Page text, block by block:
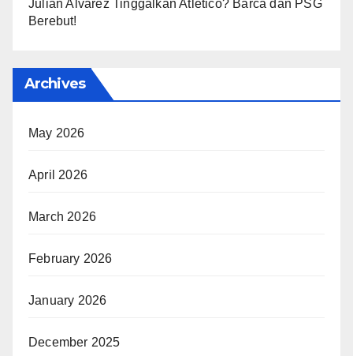
Julian Alvarez Tinggalkan Atletico? Barca dan PSG
Berebut!
Archives
May 2026
April 2026
March 2026
February 2026
January 2026
December 2025